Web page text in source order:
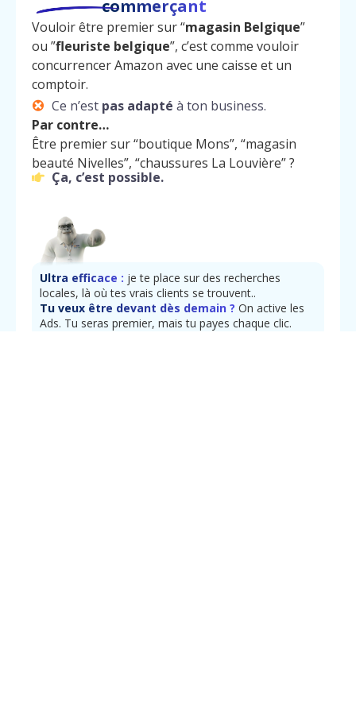
Contact
Appelez
commerçant
Vouloir être premier sur “magasin Belgique”
ou ”fleuriste belgique”, c’est comme vouloir
concurrencer Amazon avec une caisse et un
comptoir.
Ce n’est pas adapté à ton business.
Par contre…
Être premier sur “boutique Mons”, “magasin
beauté Nivelles”, “chaussures La Louvière” ?
Ça, c’est possible.
Ultra efficace : je te place sur des recherches
locales, là où tes vrais clients se trouvent..
Tu veux être devant dès demain ? On active les
Ads. Tu seras premier, mais tu payes chaque clic.